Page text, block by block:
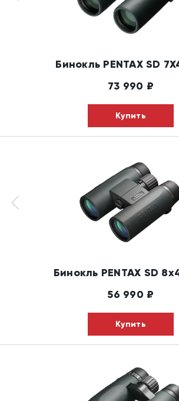
Бинокль PENTAX SD
73 990 ₽
Купить
Бинокль PENTAX SD
56 990 ₽
Купить